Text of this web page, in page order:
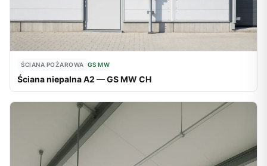
ŚCIANA POŻAROWA GS MW
Ściana niepalna A2 — GS MW CH